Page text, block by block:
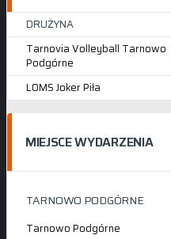
DRUŻYNA
Tarnovia Volleyball Tarnowo
Podgórne
LOMS Joker Piła
MIEJSCE WYDARZENIA
TARNOWO PODGÓRNE
Tarnowo Podgórne